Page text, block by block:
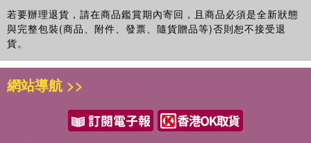
若要辦理退貨，請在商品鑑賞期內寄回，且商品必須是全新狀態
與完整包裝(商品、附件、發票、隨貨贈品等)否則恕不接受退
貨。
網站導航 >>